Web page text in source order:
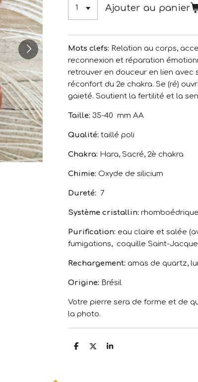
Ajouter au panier
Mots clefs: Relation au corps,
reconnexion et réparation
retrouver en douceur en lien avec
réconfort du 2e chakra. Se (ré)
gaieté. Soutient la fertilité et la
Taille: 35-40 mm AA
Qualité: taillé poli
Chakra: Hara, Sacré, 2è chakra
Chimie: Oxyde de silicium
Dureté: 7
Système cristallin: rhomboédrique
Purification: eau claire et salée
fumigations, coquille Saint-
Rechargement: amas de quartz,
Origine: Brésil
Votre pierre sera de forme et de
la photo.
P
P
P